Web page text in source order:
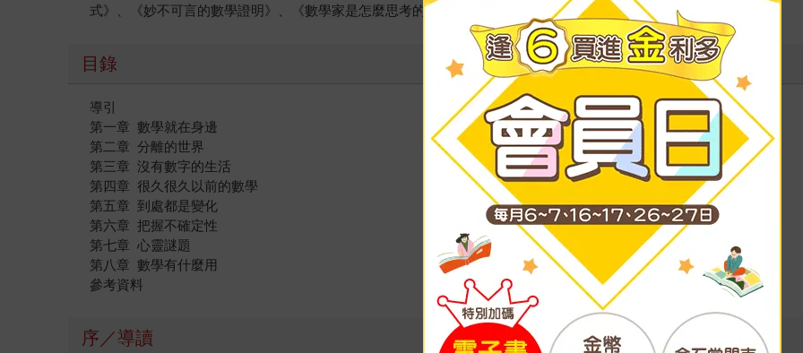
式》、《妙不可言的數學證明》、《數學家是怎麼思考的》、《醉漢走路》，與《打開魔術箱》等。
目錄
導引
第一章 數學就在身邊
第二章 分離的世界
第三章 沒有數字的生活
第四章 很久很久以前的數學
第五章 到處都是變化
第六章 把握不確定性
第七章 心靈謎題
第八章 數學有什麼用
參考資料
序／導讀